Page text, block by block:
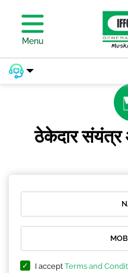
Menu
ठेकेदार संयंत्र
I accept Terms and